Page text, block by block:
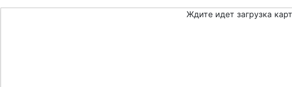
Ждите идет загрузка